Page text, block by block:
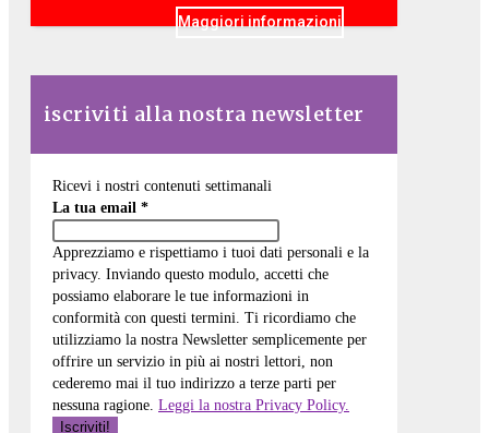
Maggiori informazioni
iscriviti alla nostra newsletter
Ricevi i nostri contenuti settimanali
La tua email *
Apprezziamo e rispettiamo i tuoi dati personali e la
privacy. Inviando questo modulo, accetti che
possiamo elaborare le tue informazioni in
conformità con questi termini. Ti ricordiamo che
utilizziamo la nostra Newsletter semplicemente per
offrire un servizio in più ai nostri lettori, non
cederemo mai il tuo indirizzo a terze parti per
nessuna ragione. Leggi la nostra Privacy Policy.